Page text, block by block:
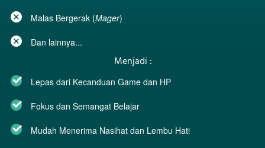
Malas Bergerak (Mager)
Dan lainnya...
Menjadi :
Lepas dari Kecanduan Game dan HP
Fokus dan Semangat Belajar
Mudah Menerima Nasihat dan Lembu Hati